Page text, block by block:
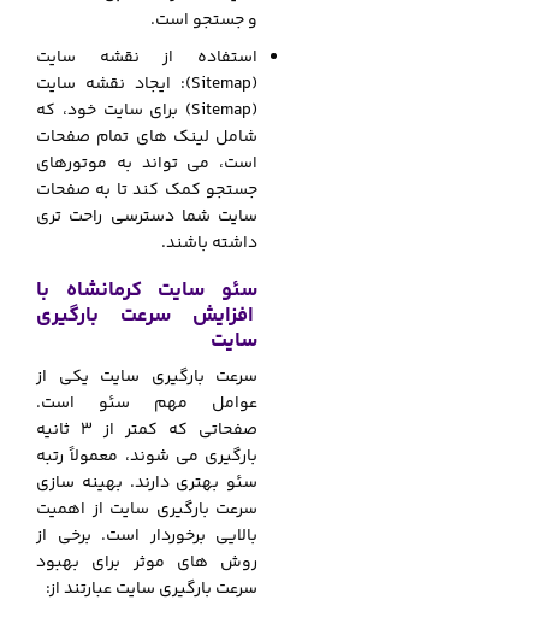
و جستجو است.
استفاده از نقشه سایت
(Sitemap): ایجاد نقشه سایت
(Sitemap) برای سایت خود، که
شامل لینک های تمام صفحات
است، می تواند به موتورهای
جستجو کمک کند تا به صفحات
سایت شما دسترسی راحت تری
داشته باشند.
سئو سایت کرمانشاه با
افزایش سرعت بارگیری
سایت
سرعت بارگیری سایت یکی از
عوامل مهم سئو است.
صفحاتی که کمتر از ۳ ثانیه
بارگیری می شوند، معمولاً رتبه
سئو بهتری دارند. بهینه سازی
سرعت بارگیری سایت از اهمیت
بالایی برخوردار است. برخی از
روش های موثر برای بهبود
سرعت بارگیری سایت عبارتند از: